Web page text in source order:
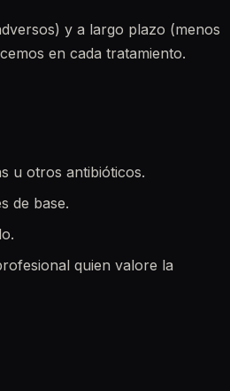
y a largo plazo (menos
en cada tratamiento.
u otros antibióticos.
de base.
quien valore la